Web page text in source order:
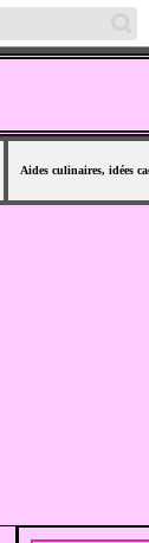
Aides culinaires, idées